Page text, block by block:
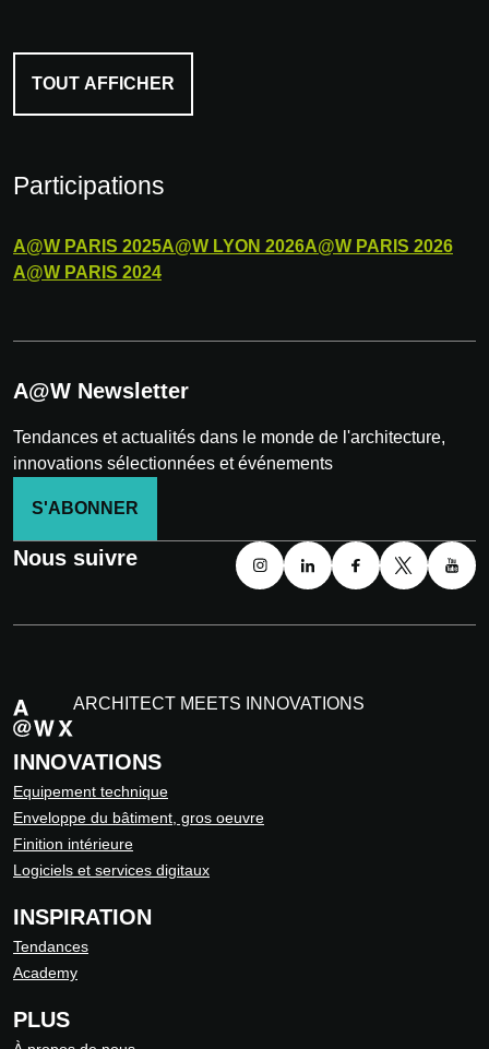
TOUT AFFICHER
Participations
A@W PARIS 2025A@W LYON 2026A@W PARIS 2026
A@W PARIS 2024
A@W Newsletter
Tendances et actualités dans le monde de l'architecture,
innovations sélectionnées et événements
S'ABONNER
Nous suivre
ARCHITECT MEETS INNOVATIONS
INNOVATIONS
Equipement technique
Enveloppe du bâtiment, gros oeuvre
Finition intérieure
Logiciels et services digitaux
INSPIRATION
Tendances
Academy
PLUS